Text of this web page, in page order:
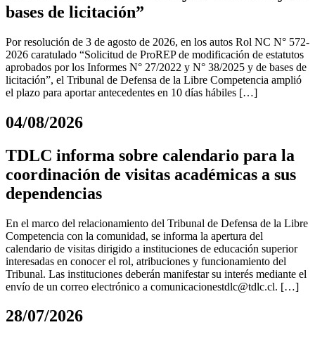
bases de licitación”
Por resolución de 3 de agosto de 2026, en los autos Rol NC N° 572-
2026 caratulado “Solicitud de ProREP de modificación de estatutos
aprobados por los Informes N° 27/2022 y N° 38/2025 y de bases de
licitación”, el Tribunal de Defensa de la Libre Competencia amplió
el plazo para aportar antecedentes en 10 días hábiles […]
04/08/2026
TDLC informa sobre calendario para la
coordinación de visitas académicas a sus
dependencias
En el marco del relacionamiento del Tribunal de Defensa de la Libre
Competencia con la comunidad, se informa la apertura del
calendario de visitas dirigido a instituciones de educación superior
interesadas en conocer el rol, atribuciones y funcionamiento del
Tribunal. Las instituciones deberán manifestar su interés mediante el
envío de un correo electrónico a comunicacionestdlc@tdlc.cl. […]
28/07/2026